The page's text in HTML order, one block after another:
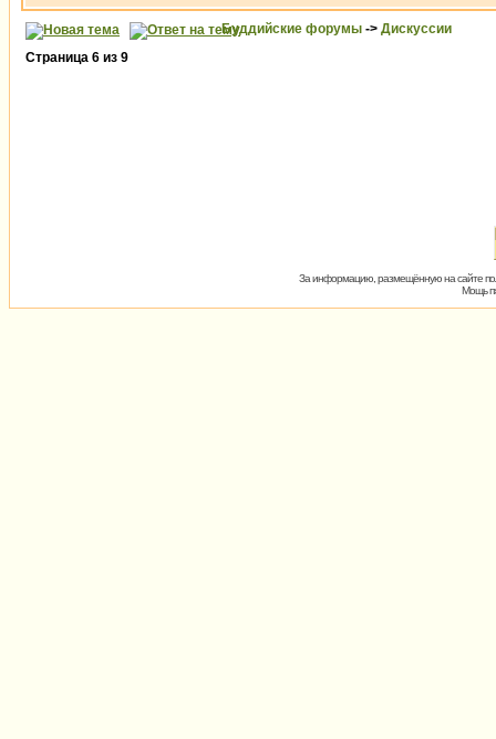
Буддийские форумы -> Дискуссии
Страница 6 из 9
За информацию, размещённую на сайте
Мощь